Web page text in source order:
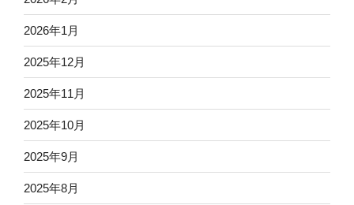
2026年1月
2025年12月
2025年11月
2025年10月
2025年9月
2025年8月